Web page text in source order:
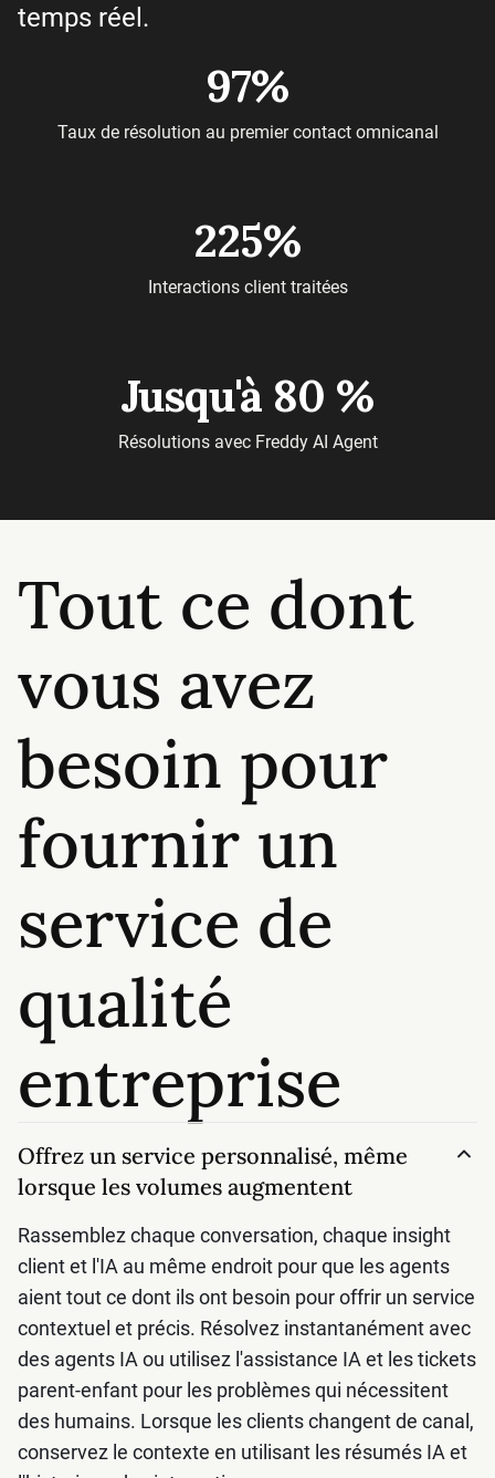
temps réel.
97%
Taux de résolution au premier contact omnicanal
225%
Interactions client traitées
Jusqu'à 80 %
Résolutions avec Freddy AI Agent
Tout ce dont
vous avez
besoin pour
fournir un
service de
qualité
entreprise
Offrez un service personnalisé, même
lorsque les volumes augmentent
Rassemblez chaque conversation, chaque insight
client et l'IA au même endroit pour que les agents
aient tout ce dont ils ont besoin pour offrir un service
contextuel et précis. Résolvez instantanément avec
des agents IA ou utilisez l'assistance IA et les tickets
parent-enfant pour les problèmes qui nécessitent
des humains. Lorsque les clients changent de canal,
conservez le contexte en utilisant les résumés IA et